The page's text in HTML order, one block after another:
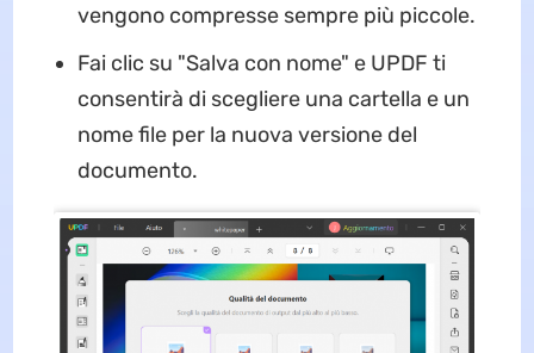
vengono compresse sempre più piccole.
Fai clic su "Salva con nome" e UPDF ti
consentirà di scegliere una cartella e un
nome file per la nuova versione del
documento.